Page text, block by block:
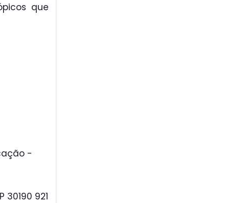
que
-
30190 921